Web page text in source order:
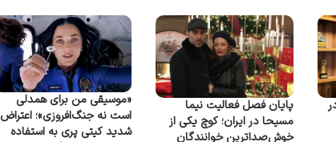
پایان فصل فعالیت نیما
مسیحا در ایران؛ کوچ یکی از
خوش‌صداترین خوانندگان
«موسیقی من برای همدلی
است نه جنگ‌افروزی»؛ اعتراض
شدید کیتی پری به استفاده